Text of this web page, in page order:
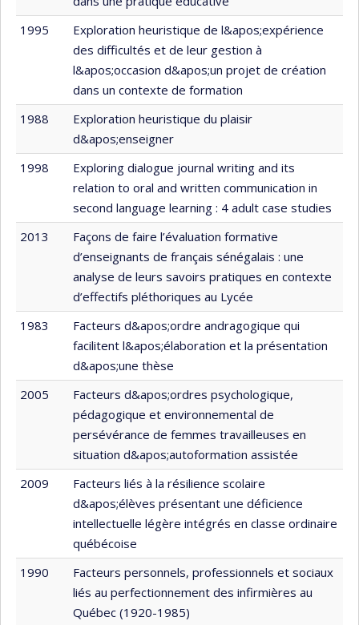
1995
Exploration heuristique de l&apos;expérience
des difficultés et de leur gestion à
l&apos;occasion d&apos;un projet de création
dans un contexte de formation
1988
Exploration heuristique du plaisir
d&apos;enseigner
1998
Exploring dialogue journal writing and its
relation to oral and written communication in
second language learning : 4 adult case studies
2013
Façons de faire l’évaluation formative
d’enseignants de français sénégalais : une
analyse de leurs savoirs pratiques en contexte
d’effectifs pléthoriques au Lycée
1983
Facteurs d&apos;ordre andragogique qui
facilitent l&apos;élaboration et la présentation
d&apos;une thèse
2005
Facteurs d&apos;ordres psychologique,
pédagogique et environnemental de
persévérance de femmes travailleuses en
situation d&apos;autoformation assistée
2009
Facteurs liés à la résilience scolaire
d&apos;élèves présentant une déficience
intellectuelle légère intégrés en classe ordinaire
québécoise
1990
Facteurs personnels, professionnels et sociaux
liés au perfectionnement des infirmières au
Québec (1920-1985)